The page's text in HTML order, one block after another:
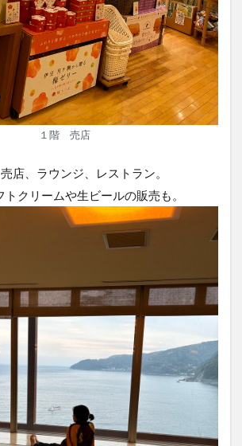
１階 売店
店、ラウンジ、レストラン。
クリームや生ビールの販売も。